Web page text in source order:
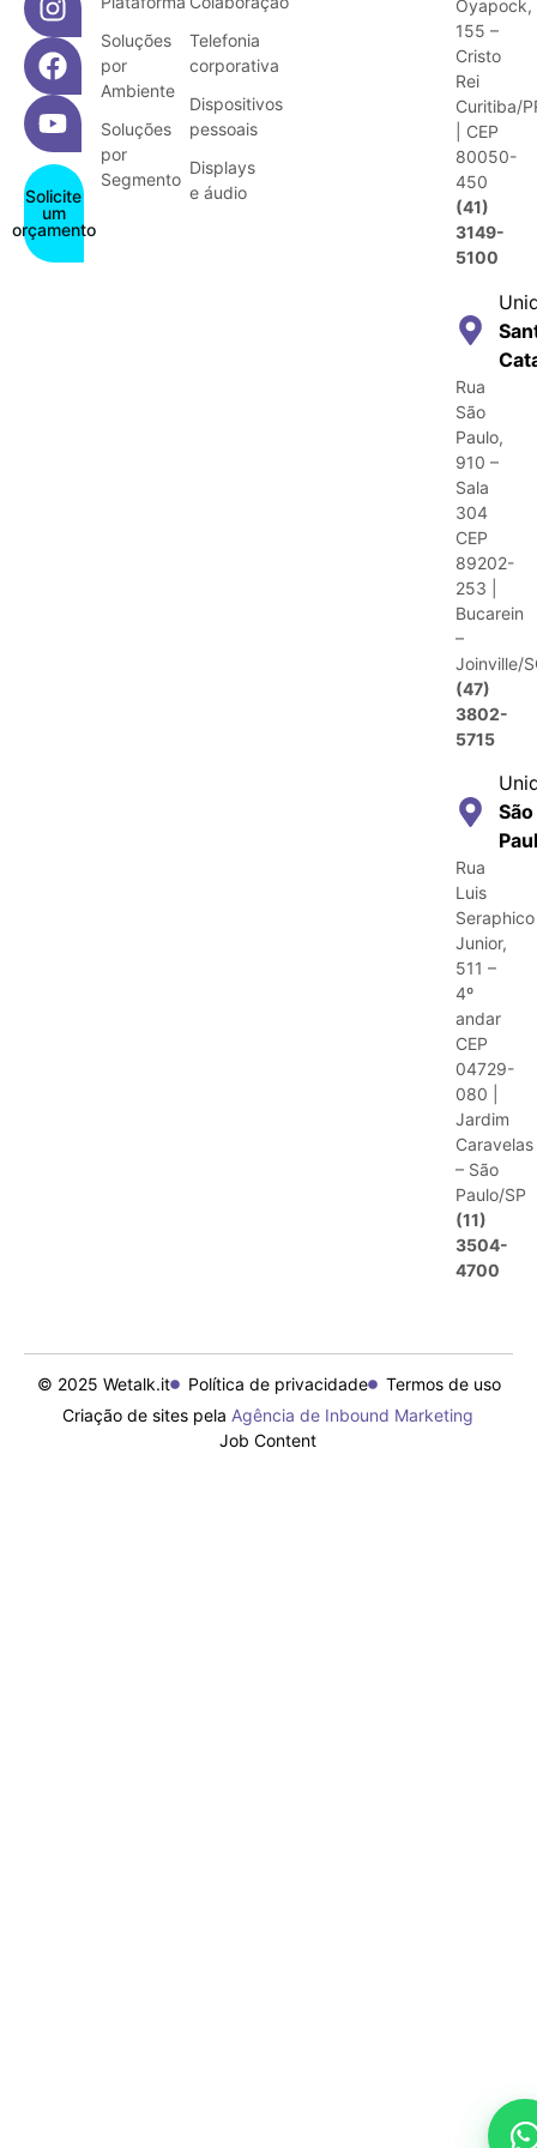
Solicite
um
orçamento
Soluções
por
Ambiente
Soluções
por
Segmento
Telefonia
corporativa
Dispositivos
pessoais
Displays
e áudio
Oyapock,
155 –
Cristo
Rei
Curitiba/
| CEP
80050-
450
(41)
3149-
5100
Rua
São
Paulo,
910 –
Sala
304
CEP
89202-
253 |
Bucarein
–
Joinville/
(47)
3802-
5715
São
Rua
Luis
Seraphico
Junior,
511 –
4º
andar
CEP
04729-
080 |
Jardim
Caravelas
– São
Paulo/SP
(11)
3504-
4700
© 2025 Wetalk.it Política de privacidade
Termos de uso
Criação de sites pela Agência de Inbound Marketing
Job Content